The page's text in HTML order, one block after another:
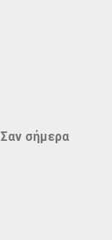
Σαν σήμερα